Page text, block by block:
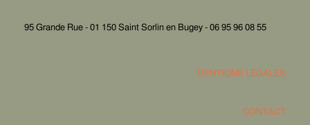
95 Grande Rue - 01 150 Saint Sorlin en Bugey - 06 95 96 08 55
MENTIONS LÉGALES
CONTACT